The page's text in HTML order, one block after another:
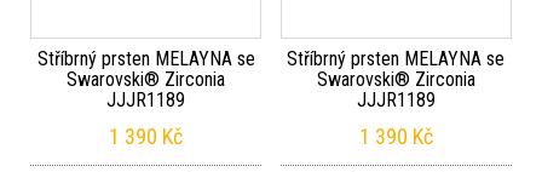
Stříbrný prsten MELAYNA se
Swarovski® Zirconia
JJJR1189
1 390 Kč
Stříbrný prsten MELAYNA se
Swarovski® Zirconia
JJJR1189
1 390 Kč